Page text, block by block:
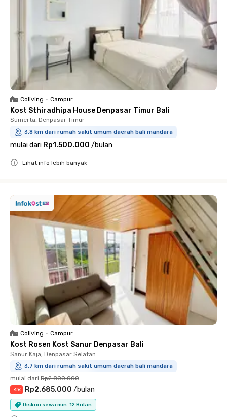
Coliving • Campur
Kost Sthiradhipa House Denpasar Timur Bali
Sumerta, Denpasar Timur
3.8 km dari rumah sakit umum daerah bali mandara
mulai dari Rp1.500.000 /bulan
Lihat info lebih banyak
Coliving • Campur
Kost Rosen Kost Sanur Denpasar Bali
Sanur Kaja, Denpasar Selatan
3.7 km dari rumah sakit umum daerah bali mandara
mulai dari Rp2.800.000
-4% Rp2.685.000 /bulan
Diskon sewa min. 12 Bulan